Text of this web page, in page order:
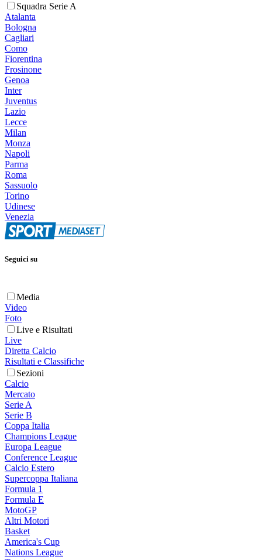
Squadra Serie A
Atalanta
Bologna
Cagliari
Como
Fiorentina
Frosinone
Genoa
Inter
Juventus
Lazio
Lecce
Milan
Monza
Napoli
Parma
Roma
Sassuolo
Torino
Udinese
Venezia
Seguici su
Media
Video
Foto
Live e Risultati
Live
Diretta Calcio
Risultati e Classifiche
Sezioni
Calcio
Mercato
Serie A
Serie B
Coppa Italia
Champions League
Europa League
Conference League
Calcio Estero
Supercoppa Italiana
Formula 1
Formula E
MotoGP
Altri Motori
Basket
America's Cup
Nations League